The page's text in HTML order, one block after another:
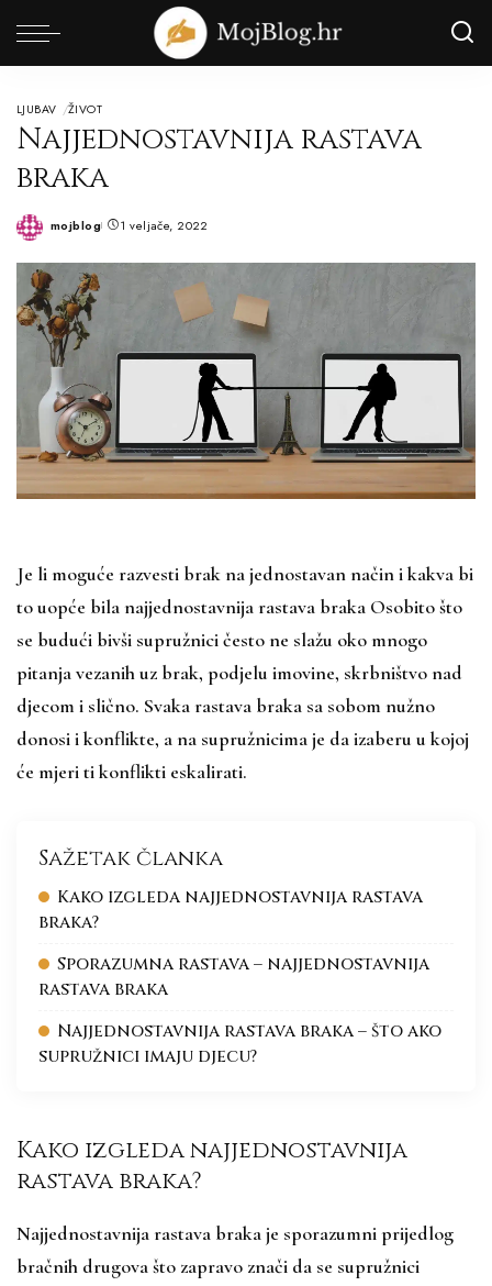
LJUBAV ŽIVOT
Najjednostavnija rastava
braka
Posted
mojblog 1 veljače, 2022
Je li moguće razvesti brak na jednostavan način i kakva bi
to uopće bila najjednostavnija rastava braka Osobito što
se budući bivši supružnici često ne slažu oko mnogo
pitanja vezanih uz brak, podjelu imovine, skrbništvo nad
djecom i slično. Svaka rastava braka sa sobom nužno
donosi i konflikte, a na supružnicima je da izaberu u kojoj
će mjeri ti konflikti eskalirati.
Sažetak članka
Kako izgleda najjednostavnija rastava
braka?
Sporazumna rastava – najjednostavnija
rastava braka
Najjednostavnija rastava braka – što ako
supružnici imaju djecu?
Kako izgleda najjednostavnija
rastava braka?
Najjednostavnija rastava braka je sporazumni prijedlog
bračnih drugova što zapravo znači da se supružnici